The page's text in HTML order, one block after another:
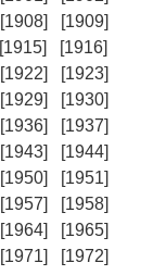
[1908]
[1909]
[1915]
[1916]
[1922]
[1923]
[1929]
[1930]
[1936]
[1937]
[1943]
[1944]
[1950]
[1951]
[1957]
[1958]
[1964]
[1965]
[1971]
[1972]